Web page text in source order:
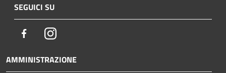
SEGUICI SU
FacebookInstagram
AMMINISTRAZIONE